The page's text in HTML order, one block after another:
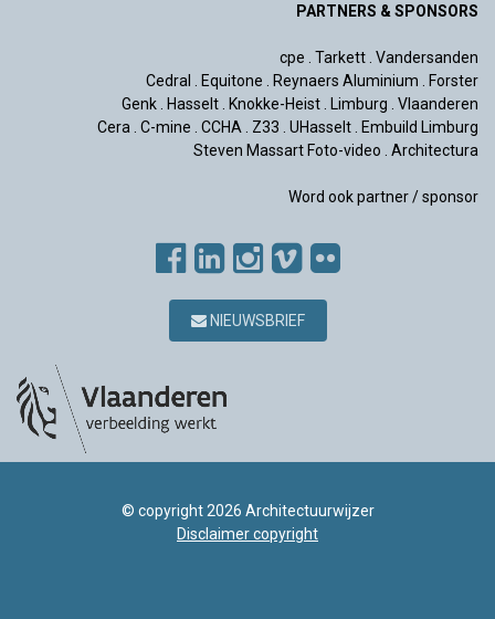
PARTNERS & SPONSORS
cpe . Tarkett. Vandersanden
Cedral . Equitone . Reynaers Aluminium . Forster
Genk. Hasselt. Knokke-Heist. Limburg . Vlaanderen
Cera. C-mine . CCHA. Z33 . UHasselt. Embuild Limburg
Steven Massart Foto-video . Architectura
Word ook partner / sponsor
NIEUWSBRIEF
© copyright 2026 Architectuurwijzer
Disclaimer copyright